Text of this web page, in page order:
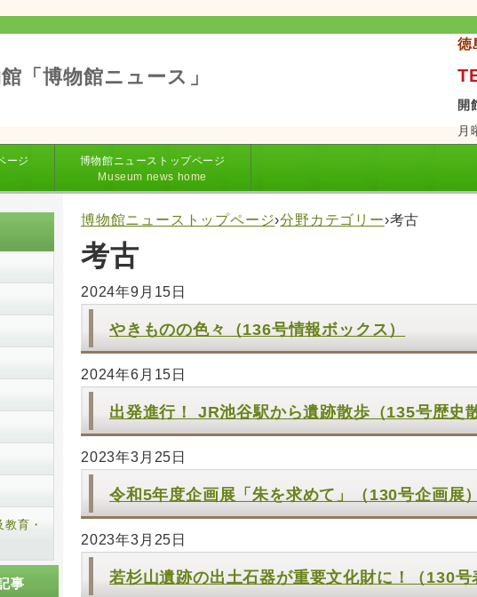
「博物館ニュース」
徳
開
月
ージ
博物館ニューストップページ
Museum news home
博物館ニューストップページ›分野カテゴリー›考古
考古
2024年9月15日
やきものの色々（136号情報ボックス）
2024年6月15日
出発進行！ JR池谷駅から遺跡散歩（135号歴史
2023年3月25日
令和5年度企画展「朱を求めて」（130号企画展）
2023年3月25日
若杉山遺跡の出土石器が重要文化財に！（130号
育・
事